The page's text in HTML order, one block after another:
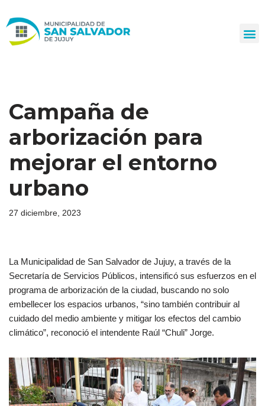
al
Campaña de
arborización para
mejorar el entorno
urbano
27 diciembre, 2023
La Municipalidad de San Salvador de Jujuy, a través de la
Secretaría de Servicios Públicos, intensificó sus esfuerzos en el
programa de arborización de la ciudad, buscando no solo
embellecer los espacios urbanos, “sino también contribuir al
cuidado del medio ambiente y mitigar los efectos del cambio
climático”, reconoció el intendente Raúl “Chuli” Jorge.